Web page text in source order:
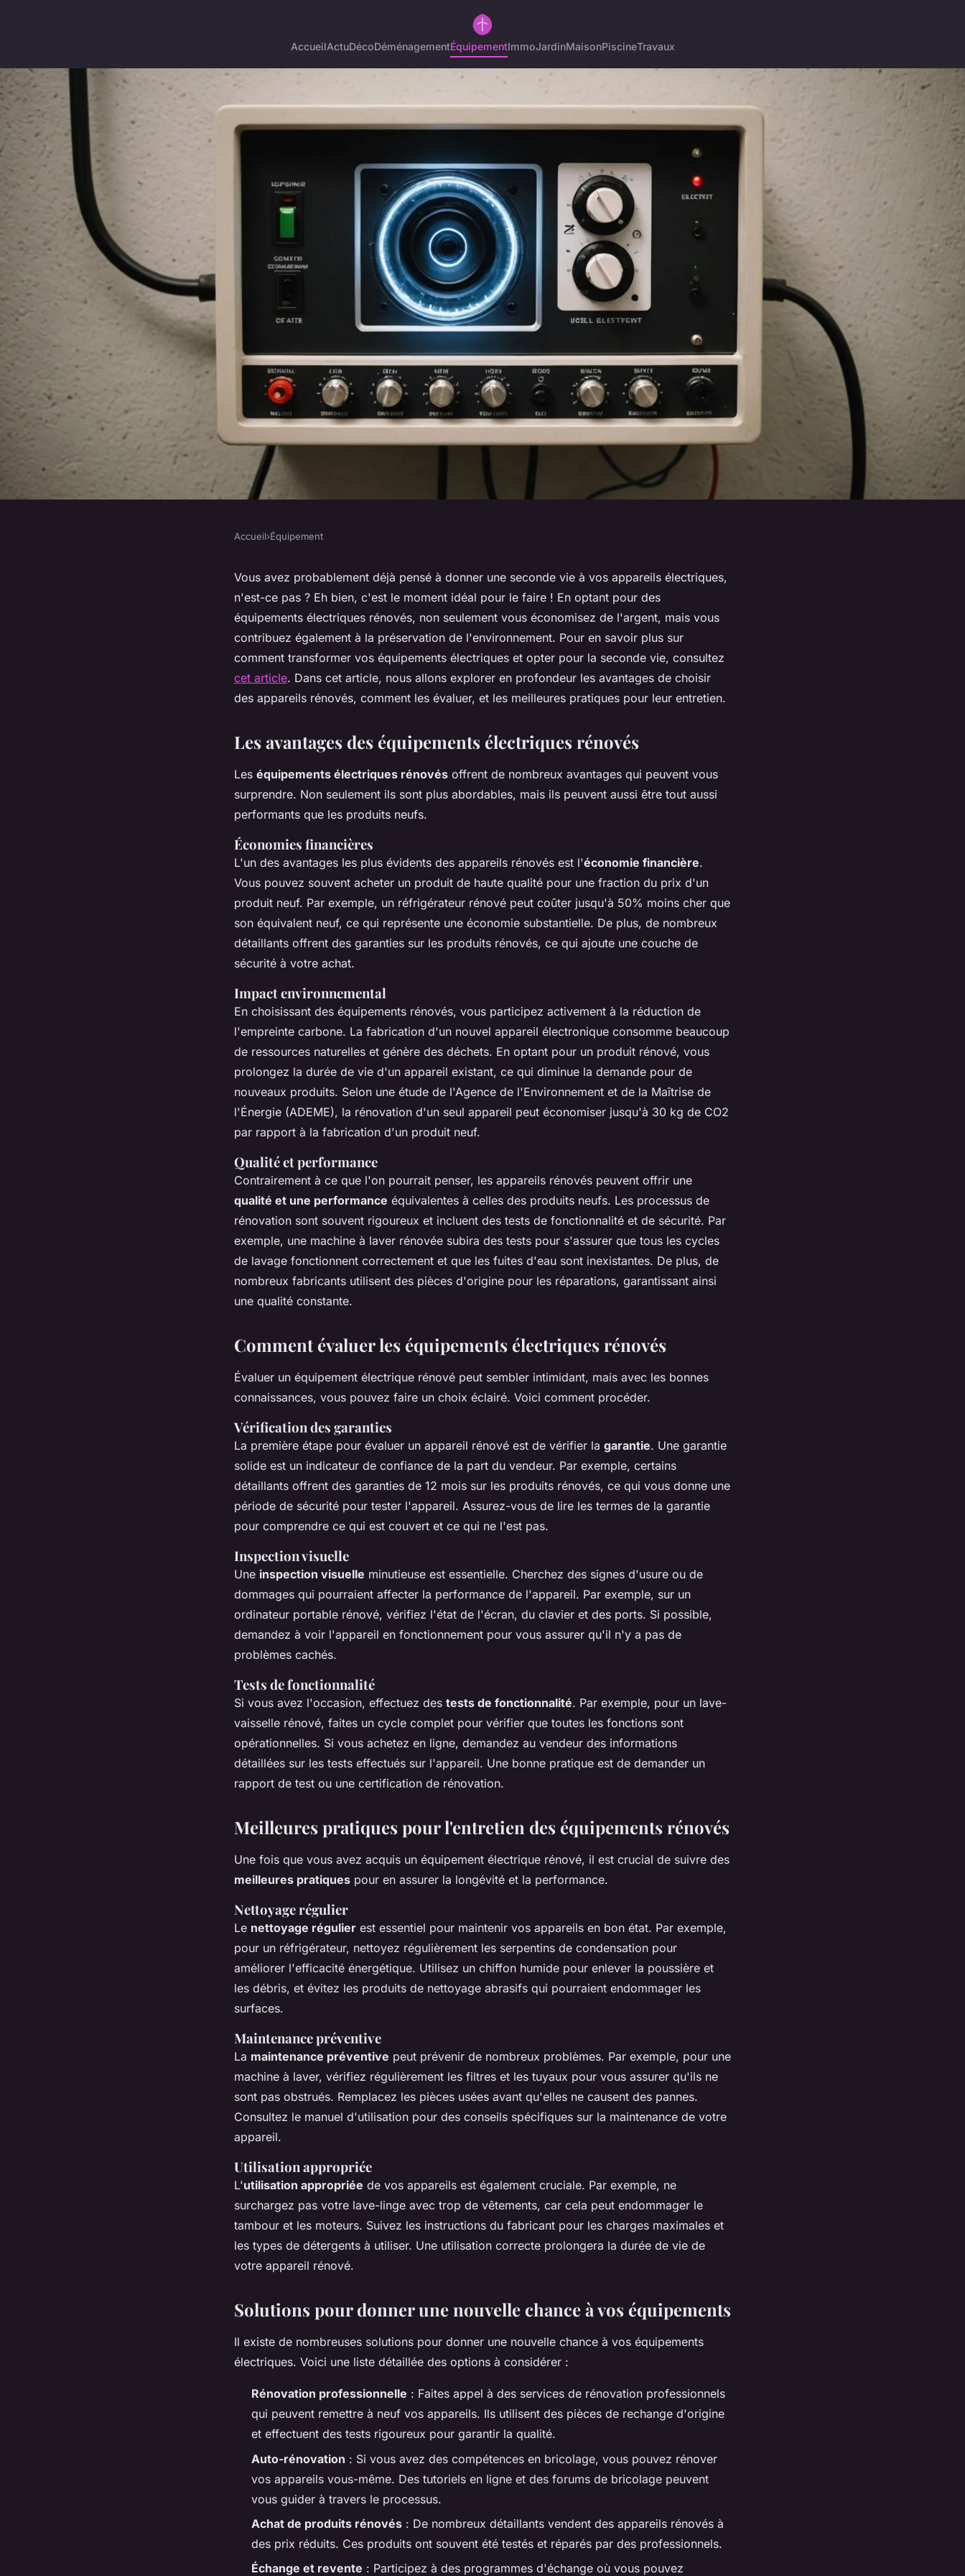
AccueilActuDécoDéménagementÉquipementImmoJardinMaisonPiscineTravaux
Donnez une nouvelle chance à vos
équipements électriques rénovés
Accueil›Équipement
Vous avez probablement déjà pensé à donner une seconde vie à vos appareils électriques,
n'est-ce pas ? Eh bien, c'est le moment idéal pour le faire ! En optant pour des
équipements électriques rénovés, non seulement vous économisez de l'argent, mais vous
contribuez également à la préservation de l'environnement. Pour en savoir plus sur
comment transformer vos équipements électriques et opter pour la seconde vie, consultez
cet article. Dans cet article, nous allons explorer en profondeur les avantages de choisir
des appareils rénovés, comment les évaluer, et les meilleures pratiques pour leur entretien.
Les avantages des équipements électriques rénovés
Les équipements électriques rénovés offrent de nombreux avantages qui peuvent vous
surprendre. Non seulement ils sont plus abordables, mais ils peuvent aussi être tout aussi
performants que les produits neufs.
Économies financières
L'un des avantages les plus évidents des appareils rénovés est l'économie financière.
Vous pouvez souvent acheter un produit de haute qualité pour une fraction du prix d'un
produit neuf. Par exemple, un réfrigérateur rénové peut coûter jusqu'à 50% moins cher que
son équivalent neuf, ce qui représente une économie substantielle. De plus, de nombreux
détaillants offrent des garanties sur les produits rénovés, ce qui ajoute une couche de
sécurité à votre achat.
Impact environnemental
En choisissant des équipements rénovés, vous participez activement à la réduction de
l'empreinte carbone. La fabrication d'un nouvel appareil électronique consomme beaucoup
de ressources naturelles et génère des déchets. En optant pour un produit rénové, vous
prolongez la durée de vie d'un appareil existant, ce qui diminue la demande pour de
nouveaux produits. Selon une étude de l'Agence de l'Environnement et de la Maîtrise de
l'Énergie (ADEME), la rénovation d'un seul appareil peut économiser jusqu'à 30 kg de CO2
par rapport à la fabrication d'un produit neuf.
Qualité et performance
Contrairement à ce que l'on pourrait penser, les appareils rénovés peuvent offrir une
qualité et une performance équivalentes à celles des produits neufs. Les processus de
rénovation sont souvent rigoureux et incluent des tests de fonctionnalité et de sécurité. Par
exemple, une machine à laver rénovée subira des tests pour s'assurer que tous les cycles
de lavage fonctionnent correctement et que les fuites d'eau sont inexistantes. De plus, de
nombreux fabricants utilisent des pièces d'origine pour les réparations, garantissant ainsi
une qualité constante.
Comment évaluer les équipements électriques rénovés
Évaluer un équipement électrique rénové peut sembler intimidant, mais avec les bonnes
connaissances, vous pouvez faire un choix éclairé. Voici comment procéder.
Vérification des garanties
La première étape pour évaluer un appareil rénové est de vérifier la garantie. Une garantie
solide est un indicateur de confiance de la part du vendeur. Par exemple, certains
détaillants offrent des garanties de 12 mois sur les produits rénovés, ce qui vous donne une
période de sécurité pour tester l'appareil. Assurez-vous de lire les termes de la garantie
pour comprendre ce qui est couvert et ce qui ne l'est pas.
Inspection visuelle
Une inspection visuelle minutieuse est essentielle. Cherchez des signes d'usure ou de
dommages qui pourraient affecter la performance de l'appareil. Par exemple, sur un
ordinateur portable rénové, vérifiez l'état de l'écran, du clavier et des ports. Si possible,
demandez à voir l'appareil en fonctionnement pour vous assurer qu'il n'y a pas de
problèmes cachés.
Tests de fonctionnalité
Si vous avez l'occasion, effectuez des tests de fonctionnalité. Par exemple, pour un lave-
vaisselle rénové, faites un cycle complet pour vérifier que toutes les fonctions sont
opérationnelles. Si vous achetez en ligne, demandez au vendeur des informations
détaillées sur les tests effectués sur l'appareil. Une bonne pratique est de demander un
rapport de test ou une certification de rénovation.
Meilleures pratiques pour l'entretien des équipements rénovés
Une fois que vous avez acquis un équipement électrique rénové, il est crucial de suivre des
meilleures pratiques pour en assurer la longévité et la performance.
Nettoyage régulier
Le nettoyage régulier est essentiel pour maintenir vos appareils en bon état. Par exemple,
pour un réfrigérateur, nettoyez régulièrement les serpentins de condensation pour
améliorer l'efficacité énergétique. Utilisez un chiffon humide pour enlever la poussière et
les débris, et évitez les produits de nettoyage abrasifs qui pourraient endommager les
surfaces.
Maintenance préventive
La maintenance préventive peut prévenir de nombreux problèmes. Par exemple, pour une
machine à laver, vérifiez régulièrement les filtres et les tuyaux pour vous assurer qu'ils ne
sont pas obstrués. Remplacez les pièces usées avant qu'elles ne causent des pannes.
Consultez le manuel d'utilisation pour des conseils spécifiques sur la maintenance de votre
appareil.
Utilisation appropriée
L'utilisation appropriée de vos appareils est également cruciale. Par exemple, ne
surchargez pas votre lave-linge avec trop de vêtements, car cela peut endommager le
tambour et les moteurs. Suivez les instructions du fabricant pour les charges maximales et
les types de détergents à utiliser. Une utilisation correcte prolongera la durée de vie de
votre appareil rénové.
Solutions pour donner une nouvelle chance à vos équipements
Il existe de nombreuses solutions pour donner une nouvelle chance à vos équipements
électriques. Voici une liste détaillée des options à considérer :
Rénovation professionnelle : Faites appel à des services de rénovation professionnels
qui peuvent remettre à neuf vos appareils. Ils utilisent des pièces de rechange d'origine
et effectuent des tests rigoureux pour garantir la qualité.
Auto-rénovation : Si vous avez des compétences en bricolage, vous pouvez rénover
vos appareils vous-même. Des tutoriels en ligne et des forums de bricolage peuvent
vous guider à travers le processus.
Achat de produits rénovés : De nombreux détaillants vendent des appareils rénovés à
des prix réduits. Ces produits ont souvent été testés et réparés par des professionnels.
Échange et revente : Participez à des programmes d'échange où vous pouvez